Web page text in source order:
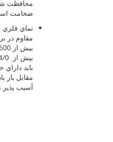
محافظت
ضخامت اسمی این نوع نما 4/
نماي فلزي
مقاوم در
مقابل بار
آسیب پذیر